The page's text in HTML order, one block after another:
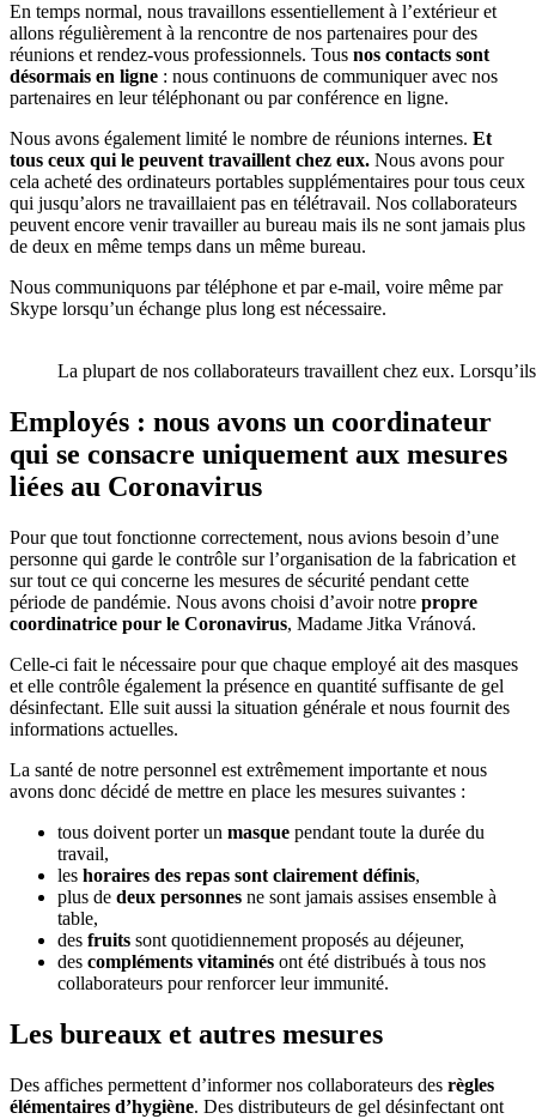
En temps normal, nous travaillons essentiellement à l’extérieur et
allons régulièrement à la rencontre de nos partenaires pour des
réunions et rendez-vous professionnels. Tous nos contacts sont
désormais en ligne : nous continuons de communiquer avec nos
partenaires en leur téléphonant ou par conférence en ligne.
Nous avons également limité le nombre de réunions internes. Et
tous ceux qui le peuvent travaillent chez eux. Nous avons pour
cela acheté des ordinateurs portables supplémentaires pour tous ceux
qui jusqu’alors ne travaillaient pas en télétravail. Nos collaborateurs
peuvent encore venir travailler au bureau mais ils ne sont jamais plus
de deux en même temps dans un même bureau.
Nous communiquons par téléphone et par e-mail, voire même par
Skype lorsqu’un échange plus long est nécessaire.
La plupart de nos collaborateurs travaillent chez eux.
Employés : nous avons un coordinateur
qui se consacre uniquement aux mesures
liées au Coronavirus
Pour que tout fonctionne correctement, nous avions besoin d’une
personne qui garde le contrôle sur l’organisation de la fabrication et
sur tout ce qui concerne les mesures de sécurité pendant cette
période de pandémie. Nous avons choisi d’avoir notre propre
coordinatrice pour le Coronavirus, Madame Jitka Vránová.
Celle-ci fait le nécessaire pour que chaque employé ait des masques
et elle contrôle également la présence en quantité suffisante de gel
désinfectant. Elle suit aussi la situation générale et nous fournit des
informations actuelles.
La santé de notre personnel est extrêmement importante et nous
avons donc décidé de mettre en place les mesures suivantes :
tous doivent porter un masque pendant toute la durée du
travail,
les horaires des repas sont clairement définis,
plus de deux personnes ne sont jamais assises ensemble à
table,
des fruits sont quotidiennement proposés au déjeuner,
des compléments vitaminés ont été distribués à tous nos
collaborateurs pour renforcer leur immunité.
Les bureaux et autres mesures
Des affiches permettent d’informer nos collaborateurs des règles
élémentaires d’hygiène. Des distributeurs de gel désinfectant ont